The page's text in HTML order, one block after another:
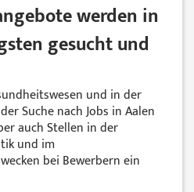
werden in
gesucht und
und in der
Suche nach Jobs in Aalen
auch Stellen in der
und im
bei Bewerbern ein